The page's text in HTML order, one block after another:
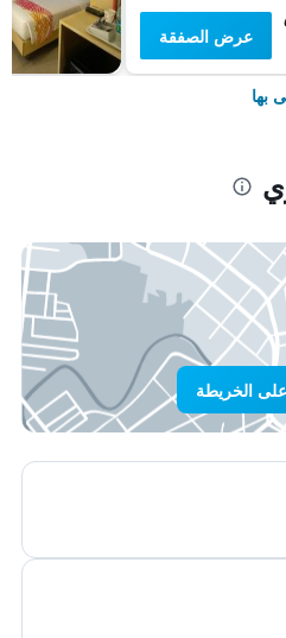
عرض الصفقة
بها
الخريطة